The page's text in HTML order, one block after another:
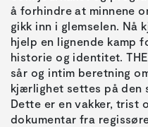
å forhindre at minnene
gikk inn i glemselen. Nå
hjelp en lignende kamp
historie og identitet. THE
sår og intim beretning
kjærlighet settes på den
Dette er en vakker, trist
dokumentar fra